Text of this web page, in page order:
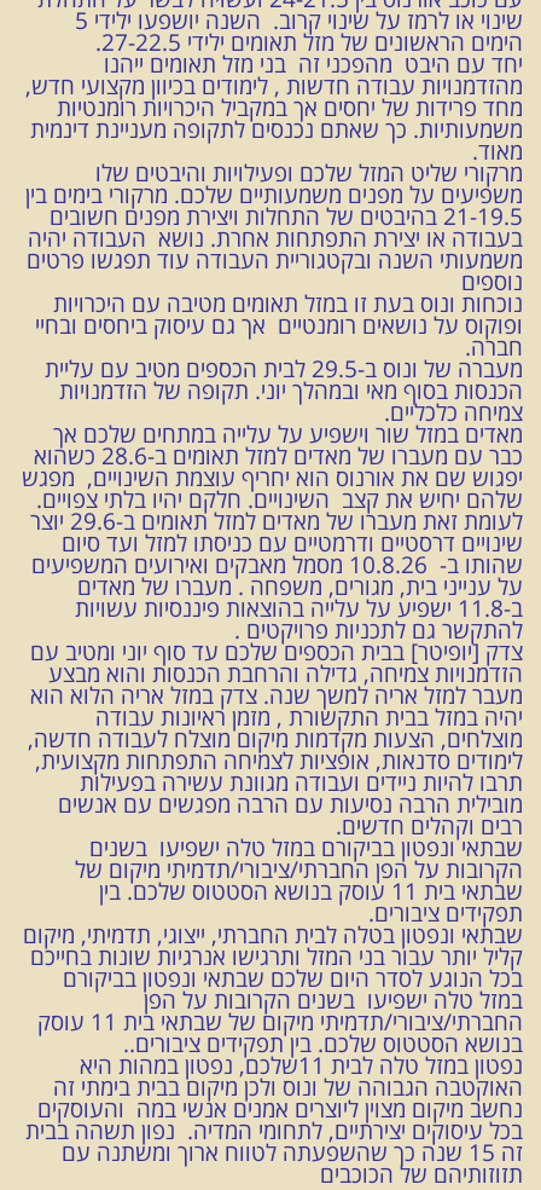
שינוי או לרמז על שינוי קרוב. השנה יושפעו ילידי 5
הימים הראשונים של מזל תאומים ילידי 27-22.5.
יחד עם היבט מהפכני זה בני מזל תאומים ייהנו
מהזדמנויות עבודה חדשות , לימודים בכיוון מקצועי חדש,
מחד פרידות של יחסים אך במקביל היכרויות רומנטיות
משמעותיות. כך שאתם נכנסים לתקופה מעניינת דינמית
מאוד.
מרקורי שליט המזל שלכם ופעילויות והיבטים שלו
משפיעים על מפנים משמעותיים שלכם. מרקורי בימים בין
21-19.5 בהיבטים של התחלות ויצירת מפנים חשובים
בעבודה או יצירת התפתחות אחרת. נושא העבודה יהיה
משמעותי השנה ובקטגוריית העבודה עוד תפגשו פרטים
נוספים
נוכחות ונוס בעת זו במזל תאומים מטיבה עם היכרויות
ופוקוס על נושאים רומנטיים אך גם עיסוק ביחסים ובחיי
חברה.
מעברה של ונוס ב-29.5 לבית הכספים מטיב עם עליית
הכנסות בסוף מאי ובמהלך יוני. תקופה של הזדמנויות
צמיחה כלכליים.
מאדים במזל שור וישפיע על עלייה במתחים שלכם אך
כבר עם מעברו של מאדים למזל תאומים ב-28.6 כשהוא
יפגוש שם את אורנוס הוא יחריף עוצמת השינויים, מפגש
שלהם יחיש את קצב השינויים. חלקם יהיו בלתי צפויים.
לעומת זאת מעברו של מאדים למזל תאומים ב-29.6 יוצר
שינויים דרסטיים ודרמטיים עם כניסתו למזל ועד סיום
שהותו ב- 10.8.26 מסמל מאבקים ואירועים המשפיעים
על ענייני בית, מגורים, משפחה . מעברו של מאדים
ב-11.8 ישפיע על עלייה בהוצאות פיננסיות עשויות
להתקשר גם לתכניות פרויקטים .
צדק [יופיטר] בבית הכספים שלכם עד סוף יוני ומטיב עם
הזדמנויות צמיחה, גדילה והרחבת הכנסות והוא מבצע
מעבר למזל אריה למשך שנה. צדק במזל אריה הלוא הוא
יהיה במזל בבית התקשורת , מזמן ראיונות עבודה
מוצלחים, הצעות מקדמות מיקום מוצלח לעבודה חדשה,
לימודים סדנאות, אופציות לצמיחה התפתחות מקצועית,
תרבו להיות ניידים ועבודה מגוונת עשירה בפעילות
מובילית הרבה נסיעות עם הרבה מפגשים עם אנשים
רבים וקהלים חדשים.
שבתאי ונפטון בביקורם במזל טלה ישפיעו בשנים
הקרובות על הפן החברתי/ציבורי/תדמיתי מיקום של
שבתאי בית 11 עוסק בנושא הסטטוס שלכם. בין
תפקידים ציבורים.
שבתאי ונפטון בטלה לבית החברתי, ייצוגי, תדמיתי, מיקום
קליל יותר עבור בני המזל ותרגישו אנרגיות שונות בחייכם
בכל הנוגע לסדר היום שלכם שבתאי ונפטון בביקורם
במזל טלה ישפיעו בשנים הקרובות על הפן
החברתי/ציבורי/תדמיתי מיקום של שבתאי בית 11 עוסק
בנושא הסטטוס שלכם. בין תפקידים ציבורים..
נפטון במזל טלה לבית 11שלכם, נפטון במהות היא
האוקטבה הגבוהה של ונוס ולכן מיקום בבית בימתי זה
נחשב מיקום מצוין ליוצרים אמנים אנשי במה והעוסקים
בכל עיסוקים יצירתיים, לתחומי המדיה. נפון תשהה בבית
זה 15 שנה כך שהשפעתה לטווח ארוך ומשתנה עם
תזוזותיהם של הכוכבים